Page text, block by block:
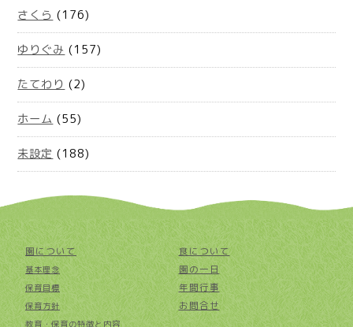
さくら (176)
ゆりぐみ (157)
たてわり (2)
ホーム (55)
未設定 (188)
園について
基本理念
保育目標
保育方針
教育・保育の特徴と内容
食について
園の一日
年間行事
お問合せ